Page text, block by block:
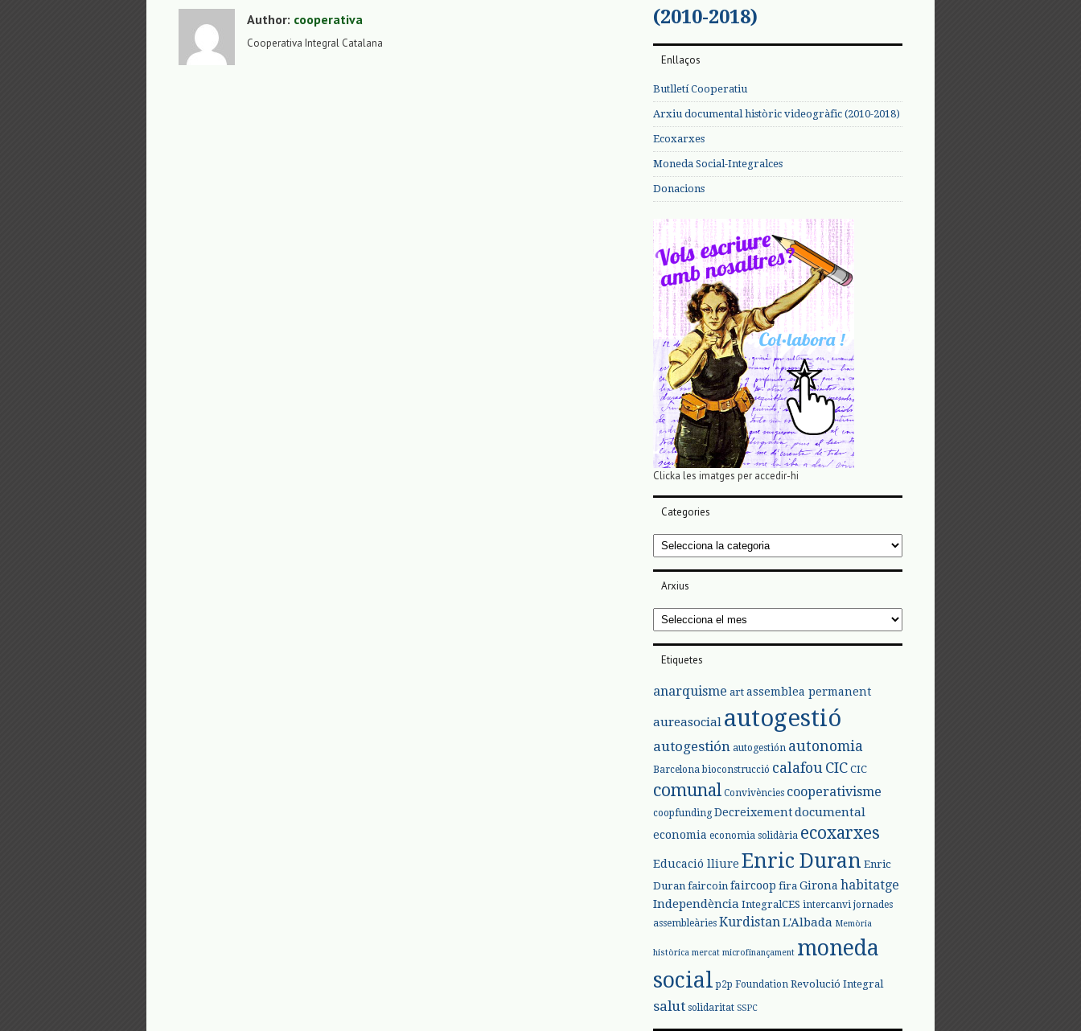
Author: cooperativa
Cooperativa Integral Catalana
(2010-2018)
Enllaços
Butlletí Cooperatiu
Arxiu documental històric videogràfic (2010-2018)
Ecoxarxes
Moneda Social-Integralces
Donacions
Clicka les imatges per accedir-hi
Categories
Categories
Arxius
Arxius
Etiquetes
anarquisme art assemblea permanent
aureasocial autogestió
autogestión autogestión autonomia
Barcelona bioconstrucció calafou CIC CIC
comunal Convivències cooperativisme
coopfunding Decreixementdocumental
economia economia solidària ecoxarxes
Educació lliure Enric Duran Enric
Duran faircoin faircoop fira Girona habitatge
Independència IntegralCES intercanvi jornades
assembleàries Kurdistan L'Albada Memòria
històrica mercat microfinançament moneda
social p2p Foundation Revolució Integral
salut solidaritat SSPC